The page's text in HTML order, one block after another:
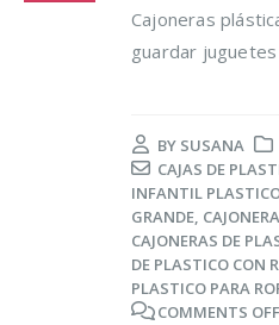
Cajoneras
guardar juguetes
BY SUSANA
CAJAS DE
INFANTIL
GRANDE,
CAJONERAS DE
DE PLASTICO CON
PLASTICO PARA
COMMENTS OFF